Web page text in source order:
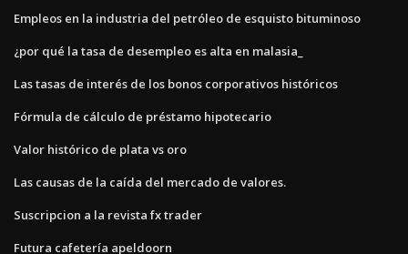
Empleos en la industria del petróleo de esquisto bituminoso
¿por qué la tasa de desempleo es alta en malasia_
Las tasas de interés de los bonos corporativos históricos
Fórmula de cálculo de préstamo hipotecario
Valor histórico de plata vs oro
Las causas de la caída del mercado de valores.
Suscripcion a la revista fx trader
Futura cafetería apeldoorn